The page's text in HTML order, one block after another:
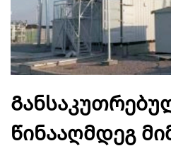
წინააღმდეგ